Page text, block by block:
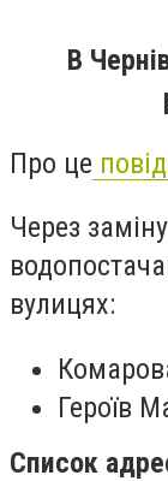
В
Про це
Через
вулицях:
Героїв
Список